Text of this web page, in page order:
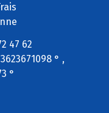
47 62
° ,
°